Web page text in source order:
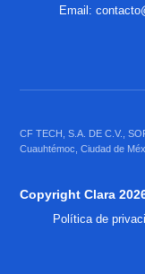
Email:
CF TECH, S.A. DE C.V.,
Cuauhtémoc, Ciudad de
Copyright Clara
Política de